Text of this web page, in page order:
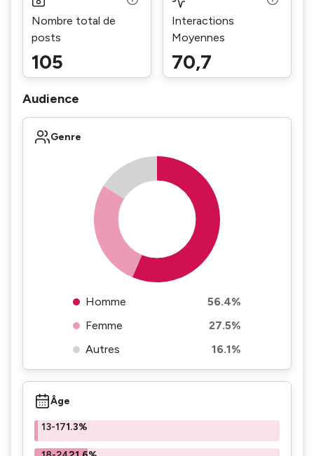
Nombre total de
posts
105
Interactions
Moyennes
70,7
Audience
Genre
Homme
56.4%
Femme
27.5%
Autres
16.1%
Âge
13-171.3%